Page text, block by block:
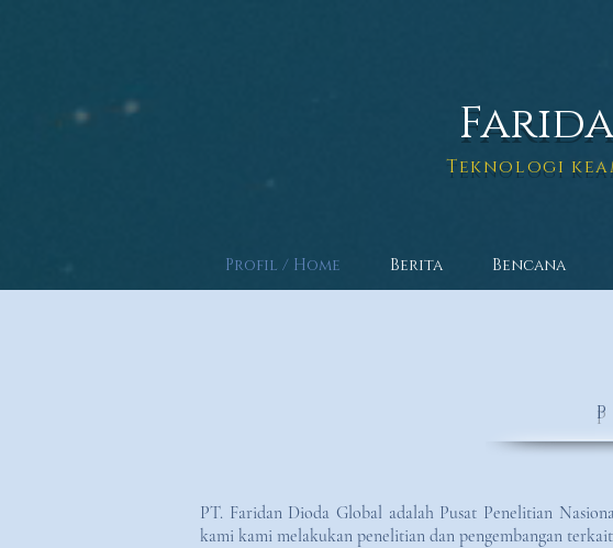
Teknologi
Profil / Home Berita Bencana
PT. Faridan Dioda Global adalah Pusat Penelitian
kami kami melakukan penelitian dan pengembangan